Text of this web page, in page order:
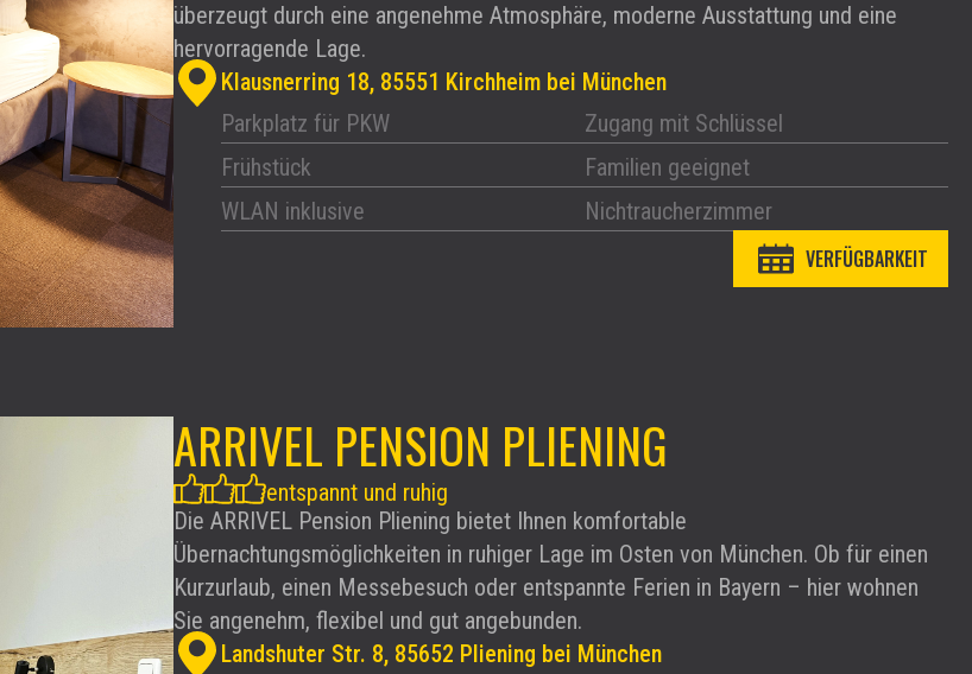
überzeugt durch eine angenehme Atmosphäre, moderne Ausstattung und eine
hervorragende Lage.
Klausnerring 18, 85551 Kirchheim bei München
Parkplatz für PKW
Zugang mit Schlüssel
Frühstück
Familien geeignet
WLAN inklusive
Nichtraucherzimmer
VERFÜGBARKEIT
ARRIVEL PENSION PLIENING
entspannt und ruhig
Die ARRIVEL Pension Pliening bietet Ihnen komfortable
Übernachtungsmöglichkeiten in ruhiger Lage im Osten von München. Ob für einen
Kurzurlaub, einen Messebesuch oder entspannte Ferien in Bayern – hier wohnen
Sie angenehm, flexibel und gut angebunden.
Landshuter Str. 8, 85652 Pliening bei München